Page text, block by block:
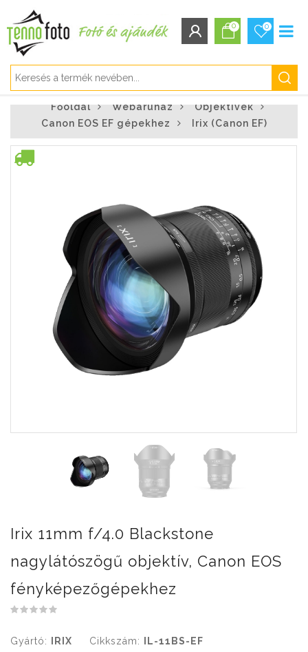
Bejelentkezés
Regisztráció
Elfelejtett jelszó
0 0
Főoldal Webáruház
Objektívek
Canon EOS EF gépekhez
Irix (Canon EF)
Irix 11mm f/4.0 Blackstone
nagylátószögű objektív, Canon EOS
fényképezőgépekhez
Gyártó: IRIX Cikkszám: IL-11BS-EF